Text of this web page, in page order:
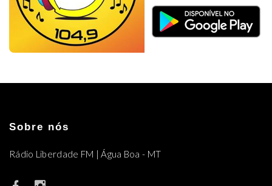
Sobre nós
Rádio Liberdade FM | Água Boa - MT